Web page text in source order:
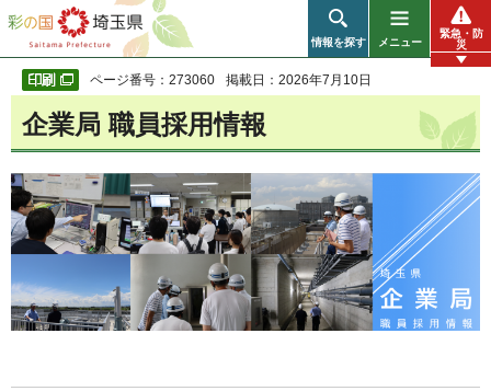
彩の国 埼玉県
情報を探す メニュー
緊急・防
災
ページ番号：273060 掲載日：2026年7月10日
企業局 職員採用情報